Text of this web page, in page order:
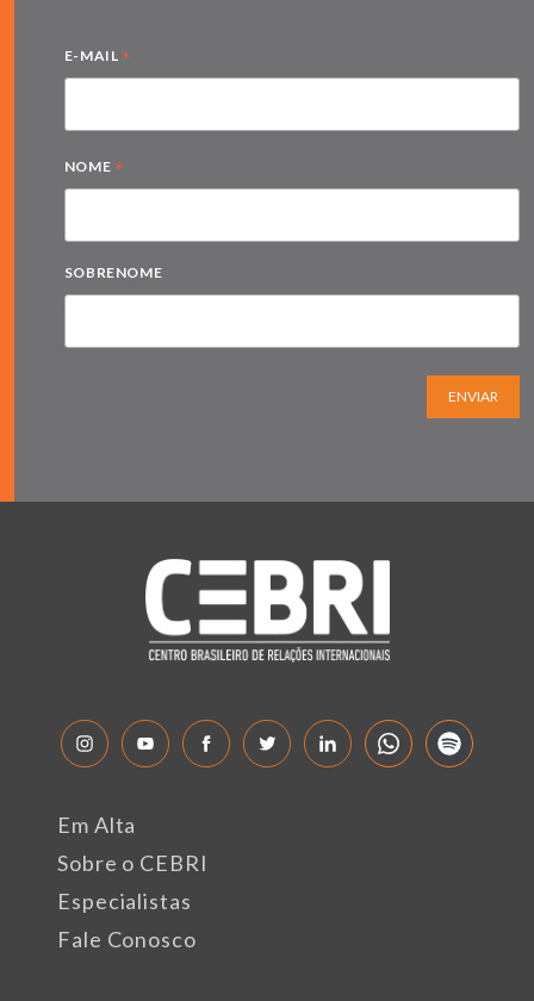
E-MAIL *
NOME *
SOBRENOME
ENVIAR
Em Alta
Sobre o CEBRI
Especialistas
Fale Conosco